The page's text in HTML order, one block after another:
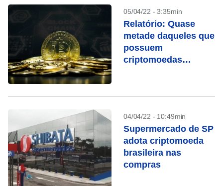
05/04/22 - 3:35min
Relatório: Quase
metade daqueles que
possuem
criptomoedas
04/04/22 - 10:49min
Supermercado de SP
adota criptomoeda
brasileira nas
compras